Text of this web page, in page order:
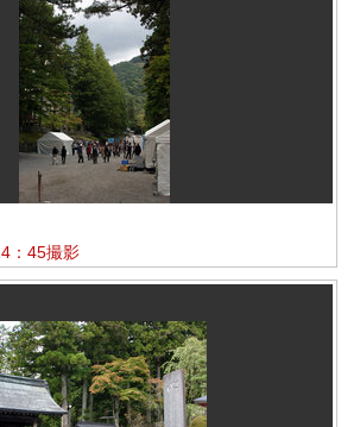
：45撮影